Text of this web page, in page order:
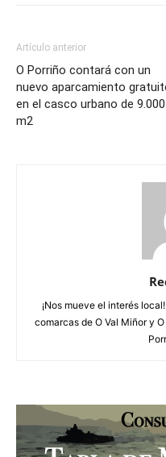
Artículo anterior
O Porriño contará con un
nuevo aparcamiento
en el casco urbano de 9.000
m2
¡Nos mueve el interés
comarcas de O Val Miñor y